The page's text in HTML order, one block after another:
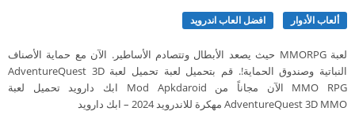
ألعاب الأدوار افضل العاب اندرويد
لعبة MMORPG حيث يصعد الأبطال وتتصادم الأساطير. الآن مع حماية الأصناف
النباتية وصندوق الحماية!. قم بتحميل لعبة تحميل لعبة AdventureQuest 3D
MMO RPG الآن مجاناً من Mod Apkdaroid ابك دارويد تحميل لعبة
AdventureQuest 3D MMO مهكرة للاندرويد 2024 – ابك دارويد